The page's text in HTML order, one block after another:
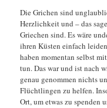
Die Grichen sind
Herzlichkeit und – das
Griechen sind. Es wäre
ihren Küsten einfach
haben momentan selbst
tun. Das war und ist nach
genau genommen nichts
Flüchtlingen zu helfen.
Ort, um etwas zu spenden